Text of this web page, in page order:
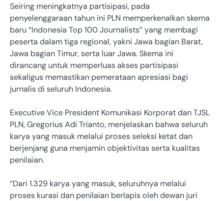
Seiring meningkatnya partisipasi, pada
penyelenggaraan tahun ini PLN memperkenalkan skema
baru “Indonesia Top 100 Journalists” yang membagi
peserta dalam tiga regional, yakni Jawa bagian Barat,
Jawa bagian Timur, serta luar Jawa. Skema ini
dirancang untuk memperluas akses partisipasi
sekaligus memastikan pemerataan apresiasi bagi
jurnalis di seluruh Indonesia.
Executive Vice President Komunikasi Korporat dan TJSL
PLN, Gregorius Adi Trianto, menjelaskan bahwa seluruh
karya yang masuk melalui proses seleksi ketat dan
berjenjang guna menjamin objektivitas serta kualitas
penilaian.
“Dari 1.329 karya yang masuk, seluruhnya melalui
proses kurasi dan penilaian berlapis oleh dewan juri